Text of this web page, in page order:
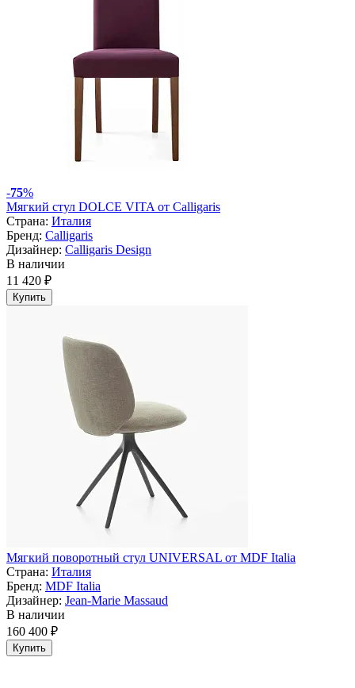
-75%
Мягкий стул DOLCE VITA от Calligaris
Страна: Италия
Бренд: Calligaris
Дизайнер: Calligaris Design
В наличии
11 420 ₽
Купить
Мягкий поворотный стул UNIVERSAL от MDF Italia
Страна: Италия
Бренд: MDF Italia
Дизайнер: Jean-Marie Massaud
В наличии
160 400 ₽
Купить